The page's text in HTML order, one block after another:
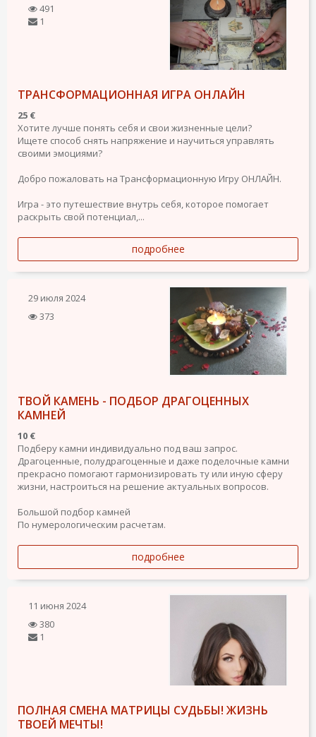
491
1
ТРАНСФОРМАЦИОННАЯ ИГРА ОНЛАЙН
25 €
Хотите лучше понять себя и свои жизненные цели?
Ищете способ снять напряжение и научиться управлять
своими эмоциями?
Добро пожаловать на Трансформационную Игру ОНЛАЙН.
Игра - это путешествие внутрь себя, которое помогает
раскрыть свой потенциал,...
подробнее
29 июля 2024
373
ТВОЙ КАМЕНЬ - ПОДБОР ДРАГОЦЕННЫХ
КАМНЕЙ
10 €
Подберу камни индивидуально под ваш запрос.
Драгоценные, полудрагоценные и даже поделочные камни
прекрасно помогают гармонизировать ту или иную сферу
жизни, настроиться на решение актуальных вопросов.
Большой подбор камней
По нумерологическим расчетам.
подробнее
11 июня 2024
380
1
ПОЛНАЯ СМЕНА МАТРИЦЫ СУДЬБЫ! ЖИЗНЬ
ТВОЕЙ МЕЧТЫ!